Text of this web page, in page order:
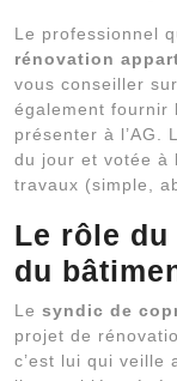
Le professionnel
rénovation
vous conseiller
également fournir
présenter à l’AG.
du jour et votée à
travaux (simple,
Le rôle
du
Le syndic de
projet de
c’est lui qui veille